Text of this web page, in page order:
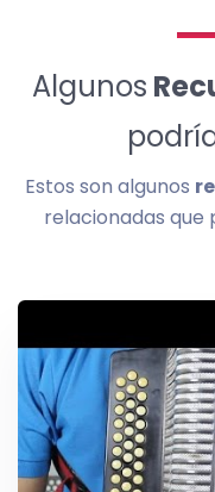
Algunos
Estos son algunos
relacionadas que